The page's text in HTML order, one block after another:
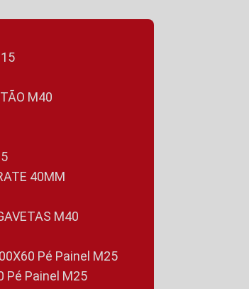
M40
40MM
M40
Pé Painel M25
Pé Painel M25